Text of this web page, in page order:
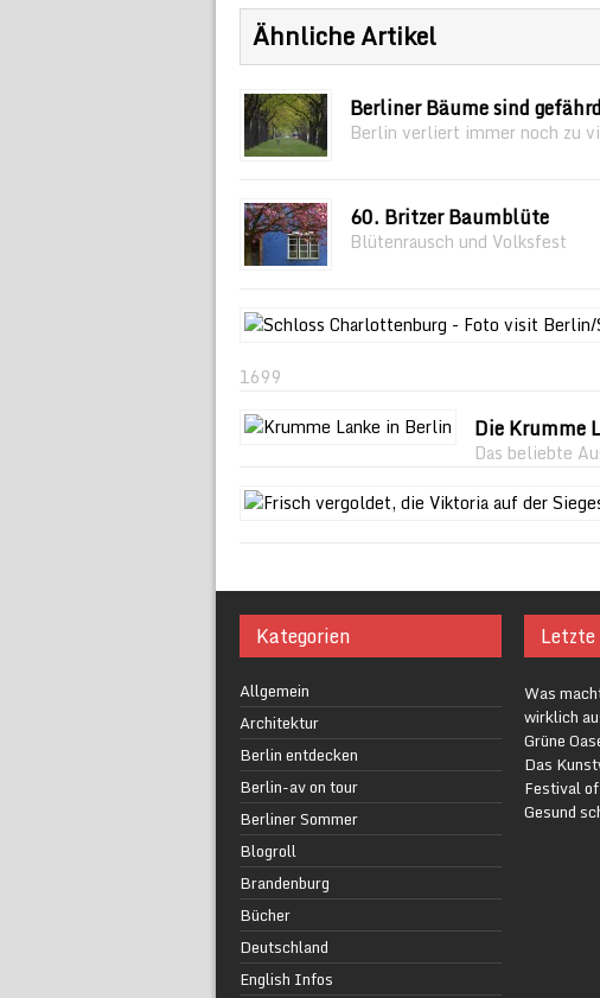
Ähnliche Artikel
Berliner Bäume sind
Berlin verliert immer noch zu
60. Britzer Baumblüte
Blütenrausch und Volksfest
1699
Die Krumme
Das beliebte
Kategorien
Allgemein
Architektur
Berlin entdecken
Berlin-av on tour
Berliner Sommer
Blogroll
Brandenburg
Bücher
Deutschland
English Infos
Was
wirklich
Grüne
Das
Festival
Gesund